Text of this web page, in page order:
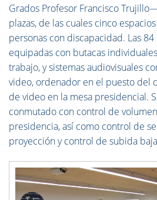
Grados Profesor Francisco
plazas, de las cuales cinco
personas con discapacidad. Las
equipadas con butacas
trabajo, y sistemas audiovisuales
video, ordenador en el puesto del
de video en la mesa presidencial.
conmutado con control de
presidencia, así como control de
proyección y control de subida